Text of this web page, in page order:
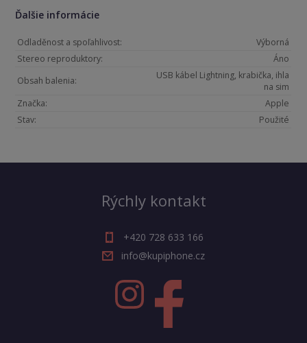
Ďalšie informácie
Odladěnost a spoľahlivost:
Výborná
Stereo reproduktory:
Áno
Obsah balenia:
USB kábel Lightning, krabička, ihla
na sim
Značka:
Apple
Stav:
Použité
Rýchly kontakt
+420 728 633 166
info@kupiphone.cz